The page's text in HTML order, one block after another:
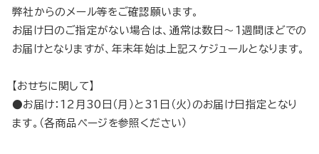
弊社からのメール等をご確認願います。
お届け日のご指定がない場合は、通常は数日～1週間ほどでの
お届けとなりますが、年末年始は上記スケジュールとなります。
【おせちに関して】
●お届け：12月30日（月）と31日（火）のお届け日指定となり
ます。（各商品ページを参照ください）